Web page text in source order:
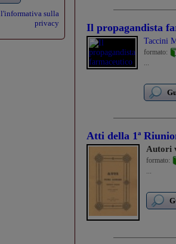
l'informativa sulla
privacy
Il propagandista
Taccini
formato:
...
Atti della 1ª
Autori
formato:
...